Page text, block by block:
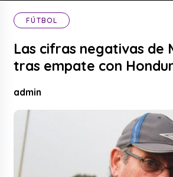
FÚTBOL
Las cifras negativas de
tras empate con
admin